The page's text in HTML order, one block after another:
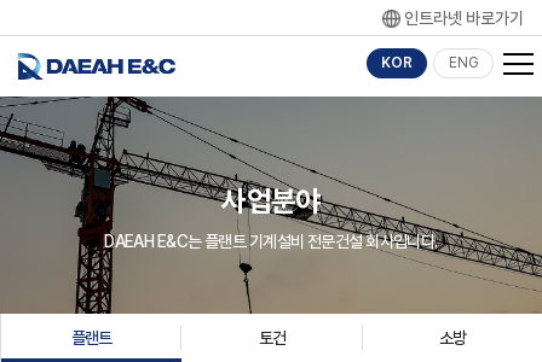
인트라넷 바로가기
KOR ENG
사업분야
DAEAH E&C는 플랜트 기계설비 전문건설 회사입니다.
플랜트 토건 소방